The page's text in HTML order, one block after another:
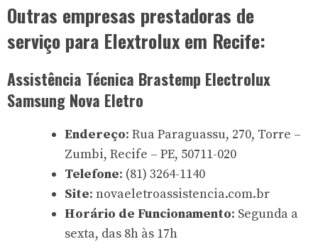
Outras empresas prestadoras de
serviço para Elextrolux em Recife:
Assistência Técnica Brastemp Electrolux
Samsung Nova Eletro
Endereço: Rua Paraguassu, 270, Torre –
Zumbi, Recife – PE, 50711-020
Telefone: (81) 3264-1140
Site: novaeletroassistencia.com.br
Horário de Funcionamento: Segunda a
sexta, das 8h às 17h